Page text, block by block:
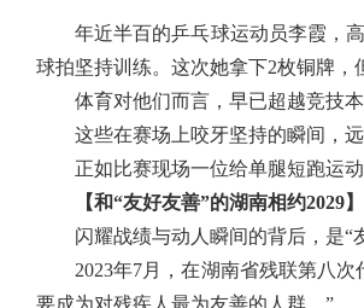
年近半百的乒乓球运动员李霞，
球拍坚持训练。这次她拿下2枚铜牌，
体育对他们而言，早已超越竞技
这些在赛场上咬牙坚持的瞬间，
正如比赛现场一位给单腿短跑运
【和“友好友善”的湖南相约2029】
闪耀战绩与动人瞬间的背后，是“
2023年7月，在湖南省残联第八
要成为对残疾人最为友善的人群。”